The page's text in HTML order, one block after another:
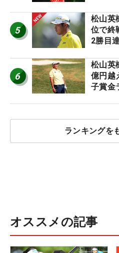
5
松山英
位で終
2勝目
6
松山英
億円越
子賞金
ランキングを
オススメの記事